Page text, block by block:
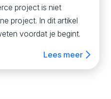
project is niet
project. In dit artikel
voordat je begint.
Lees meer